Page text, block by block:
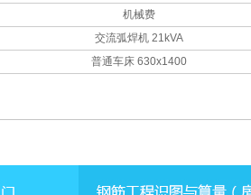
机械费
交流弧焊机 21kVA
普通车床 630x1400